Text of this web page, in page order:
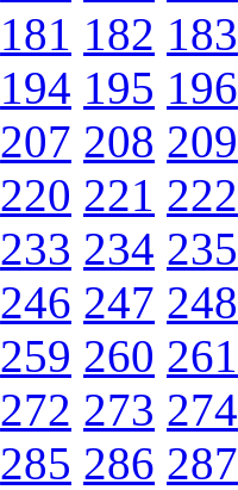
181 182 183
194 195 196
207 208 209
220 221 222
233 234 235
246 247 248
259 260 261
272 273 274
285 286 287